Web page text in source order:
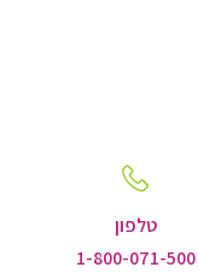
טלפון
1-800-071-500